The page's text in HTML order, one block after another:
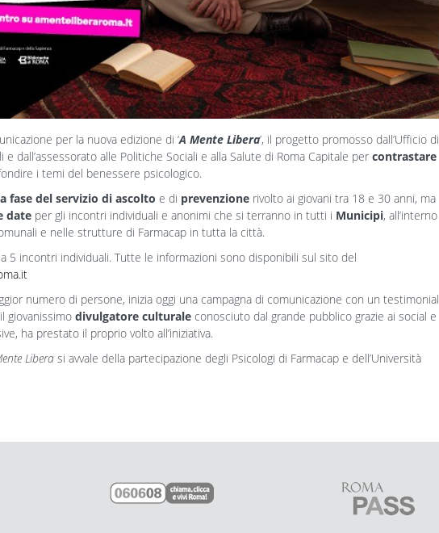
per la nuova edizione di ‘A Mente Libera’, il progetto promosso dall’Ufficio di
dall’assessorato alle Politiche Sociali e alla Salute di Roma Capitale per contrastare
i temi del benessere psicologico.
fase del servizio di ascolto e di prevenzione rivolto ai giovani tra 18 e 30 anni, ma
date per gli incontri individuali e anonimi che si terranno in tutti i Municipi, all’interno
e nelle strutture di Farmacap in tutta la città.
5 incontri individuali. Tutte le informazioni sono disponibili sul sito del
numero di persone, inizia oggi una campagna di comunicazione con un testimonial
giovanissimo divulgatore culturale conosciuto dal grande pubblico grazie ai social e
ha prestato il proprio volto all’iniziativa.
Libera si avvale della partecipazione degli Psicologi di Farmacap e dell’Università